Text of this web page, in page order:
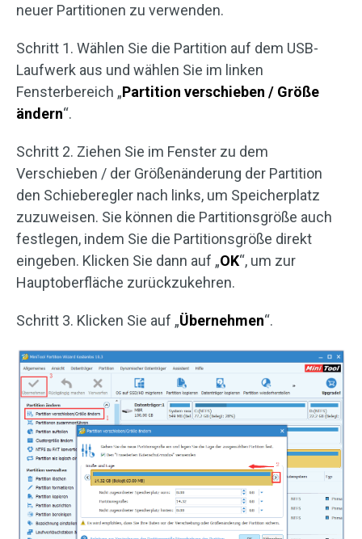
neuer Partitionen zu verwenden.
Schritt 1. Wählen Sie die Partition auf dem USB-
Laufwerk aus und wählen Sie im linken
Fensterbereich „Partition verschieben / Größe
ändern“.
Schritt 2. Ziehen Sie im Fenster zu dem
Verschieben / der Größenänderung der Partition
den Schieberegler nach links, um Speicherplatz
zuzuweisen. Sie können die Partitionsgröße auch
festlegen, indem Sie die Partitionsgröße direkt
eingeben. Klicken Sie dann auf „OK“, um zur
Hauptoberfläche zurückzukehren.
Schritt 3. Klicken Sie auf „Übernehmen“.